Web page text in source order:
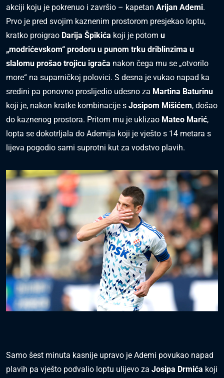
akciji koju je pokrenuo i završio – kapetan Arijan Ademi.
Prvo je pred svojim kaznenim prostorom presjekao loptu,
kratko proigrao Darija Špikića koji je potom u
„modrićevskom“ prodoru u punom trku driblinzima u
slalomu prošao trojicu igrača nakon čega mu se „otvorilo
more“ na suparničkoj polovici. S desna je vukao napad ka
sredini pa ponovno proslijedio udesno za Martina Baturinu
koji je, nakon kratke kombinacije s Josipom Mišićem, došao
do kaznenog prostora. Pritom mu je uklizao Mateo Marić,
lopta se dokotrljala do Ademija koji je vješto s 14 metara s
lijeva pogodio sami suprotni kut za vodstvo plavih.
Samo šest minuta kasnije upravo je Ademi povukao napad
plavih pa vješto podvalio loptu ulijevo za Josipa Drmića koji